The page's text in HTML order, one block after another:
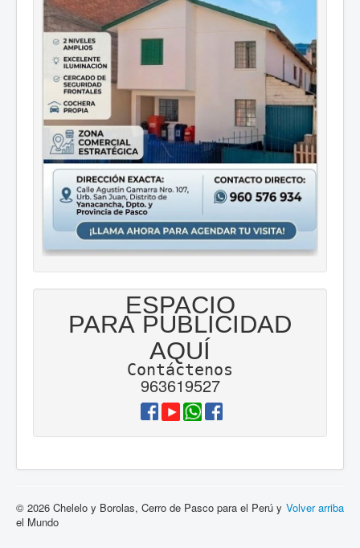
ESPACIO
PARA PUBLICIDAD
AQUÍ
Contáctenos
963619527
Volver arriba
© 2026 Chelelo y Borolas, Cerro de Pasco para el Perú y
el Mundo